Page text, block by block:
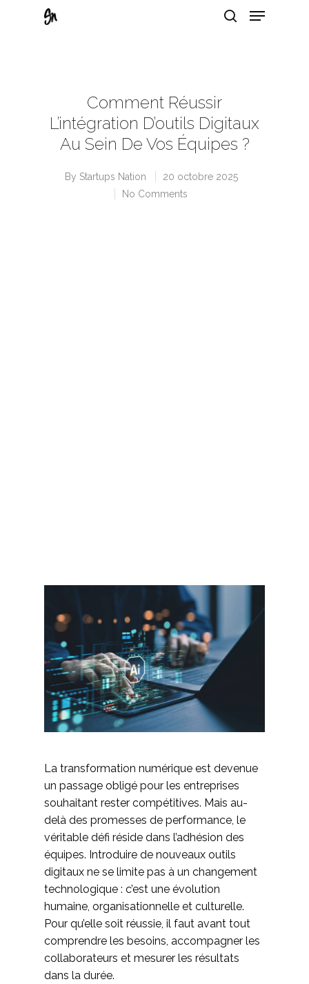
Comment Réussir
L’intégration D’outils Digitaux
Au Sein De Vos Équipes ?
By Startups Nation
20 octobre 2025
No Comments
La transformation numérique est devenue
un passage obligé pour les entreprises
souhaitant rester compétitives. Mais au-
delà des promesses de performance, le
véritable défi réside dans l’adhésion des
équipes. Introduire de nouveaux outils
digitaux ne se limite pas à un changement
technologique : c’est une évolution
humaine, organisationnelle et culturelle.
Pour qu’elle soit réussie, il faut avant tout
comprendre les besoins, accompagner les
collaborateurs et mesurer les résultats
dans la durée.